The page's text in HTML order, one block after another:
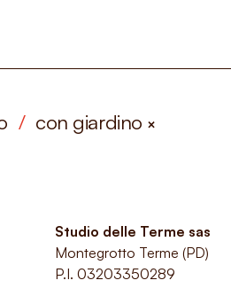
/ con giardino ×
Studio delle Terme sas
Montegrotto Terme (PD)
P.I. 03203350289